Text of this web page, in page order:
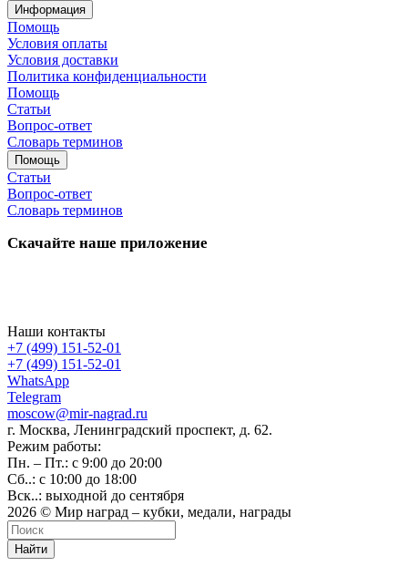
Информация
Помощь
Условия оплаты
Условия доставки
Политика конфиденциальности
Помощь
Статьи
Вопрос-ответ
Словарь терминов
Помощь
Статьи
Вопрос-ответ
Словарь терминов
Скачайте наше приложение
Наши контакты
+7 (499) 151-52-01
+7 (499) 151-52-01
WhatsApp
Telegram
moscow@mir-nagrad.ru
г. Москва, Ленинградский проспект, д. 62.
Режим работы:
Пн. – Пт.: с 9:00 до 20:00
Сб..: с 10:00 до 18:00
Вск..: выходной до сентября
2026 © Мир наград – кубки, медали, награды
Найти